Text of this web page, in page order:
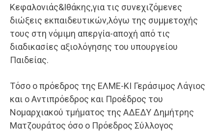
Κεφαλονιάς&Ιθάκης,για τις συνεχιζόμενες
διώξεις εκπαιδευτικών,λόγω της συμμετοχής
τους στη νόμιμη απεργία-αποχή από τις
διαδικασίες αξιολόγησης του υπουργείου
Παιδείας.
Τόσο ο πρόεδρος της ΕΛΜΕ-ΚΙ Γεράσιμος Λάγιος
και ο Αντιπρόεδρος και Προέδρος του
Νομαρχιακού τμήματος της ΑΔΕΔΥ Δημήτρης
Ματζουράτος όσο ο Πρόεδρος Σύλλογος